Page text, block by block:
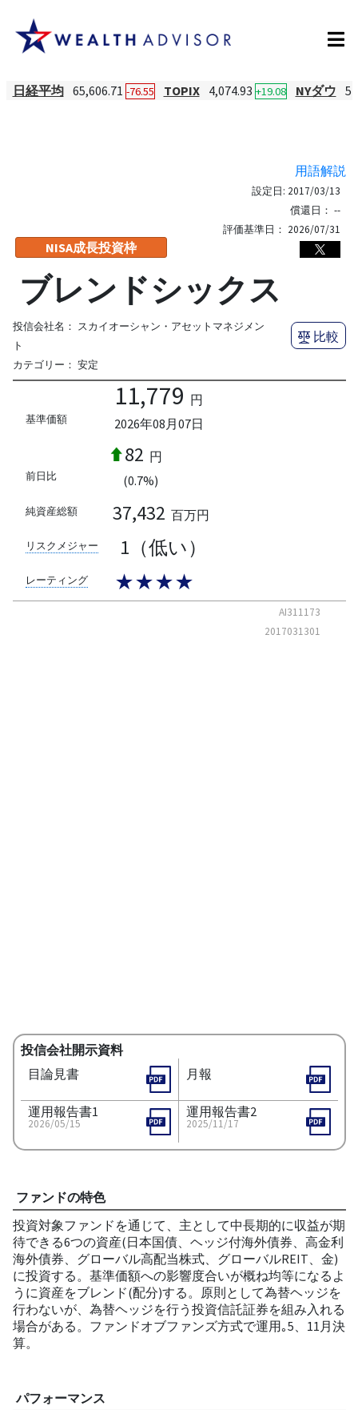
日経平均 65,606.71 -76.55 TOPIX 4,074.93 +19.08 NYダウ
用語解説
NISA成長投資枠
設定日: 2017/03/13
償還日： --
評価基準日： 2026/07/31
ブレンドシックス
投信会社名： スカイオーシャン・アセットマネジメン
ト
カテゴリー： 安定
比較
基準価額
11,779 円
2026年08月07日
前日比
82 円
(0.7%)
純資産総額 37,432 百万円
リスクメジャー 1（低い）
レーティング ★★★★
AI311173
2017031301
投信会社開示資料
目論見書
月報
運用報告書1
2026/05/15
運用報告書2
2025/11/17
ファンドの特色
投資対象ファンドを通じて、主として中長期的に収益が期
待できる6つの資産(日本国債、ヘッジ付海外債券、高金利
海外債券、グローバル高配当株式、グローバルREIT、金)
に投資する。基準価額への影響度合いが概ね均等になるよ
うに資産をブレンド(配分)する。原則として為替ヘッジを
行わないが、為替ヘッジを行う投資信託証券を組み入れる
場合がある。ファンドオブファンズ方式で運用｡5、11月決
算。
パフォーマンス